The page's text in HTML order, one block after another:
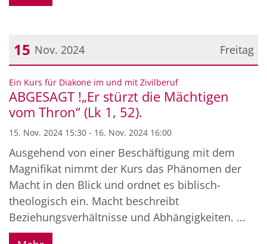
Freitag
15 Nov. 2024
Datum: 15. November 2024
Ein Kurs für Diakone im und mit Zivilberuf:
ABGESAGT !„Er stürzt die Mächtigen
vom Thron“ (Lk 1, 52).
15. Nov. 2024 15:30 - 16. Nov. 2024 16:00
Ausgehend von einer Beschäftigung mit dem
Magnifikat nimmt der Kurs das Phänomen der
Macht in den Blick und ordnet es biblisch-
theologisch ein. Macht beschreibt
Beziehungsverhältnisse und Abhängigkeiten. ...